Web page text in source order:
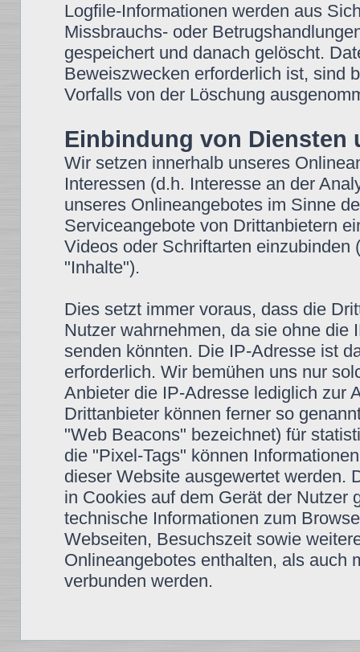
Logfile-Informationen werden aus
Missbrauchs- oder
gespeichert und danach gelöscht.
Beweiszwecken erforderlich ist, sind
Vorfalls von der Löschung
Einbindung von Diensten
Wir setzen innerhalb unseres
Interessen (d.h. Interesse an der
unseres Onlineangebotes im Sinne
Serviceangebote von Drittanbietern
Videos oder Schriftarten
"Inhalte").
Dies setzt immer voraus, dass die
Nutzer wahrnehmen, da sie ohne die
senden könnten. Die IP-Adresse ist
erforderlich. Wir bemühen uns nur
Anbieter die IP-Adresse lediglich zur
Drittanbieter können ferner so
"Web Beacons" bezeichnet) für
die "Pixel-Tags" können
dieser Website ausgewertet werden.
in Cookies auf dem Gerät der Nutzer
technische Informationen zum
Webseiten, Besuchszeit sowie
Onlineangebotes enthalten, als auch
verbunden werden.